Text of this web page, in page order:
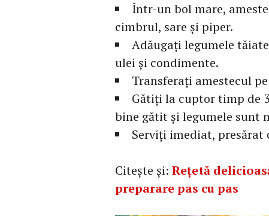
Într-un bol mare,
cimbrul, sare și piper.
Adăugați legumele
ulei și condimente.
Transferați amestecul
Gătiți la cuptor timp de
bine gătit și legumele sunt
Serviți imediat,
Citește și: Rețetă
preparare pas cu pas